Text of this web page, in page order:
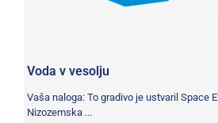
Voda v vesolju
Vaša naloga: To gradivo je ustvaril Space
Nizozemska ...